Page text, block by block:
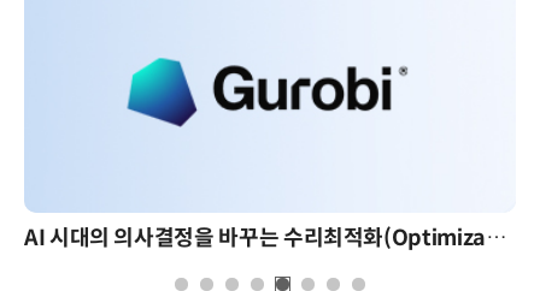
AI 시대의 의사결정을 바꾸는 수리최적화(Optimization): 실제 산업 적용 사례와 활용 전략